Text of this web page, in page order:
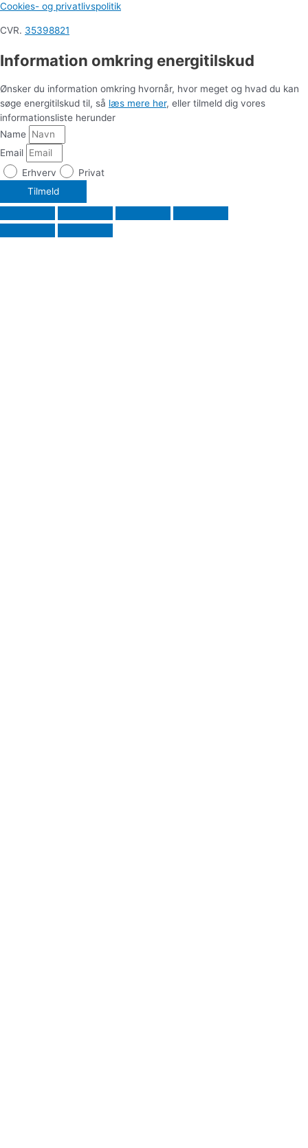
Cookies- og privatlivspolitik
CVR. 35398821
Information omkring energitilskud
Ønsker du information omkring hvornår, hvor meget og hvad du kan
søge energitilskud til, så læs mere her, eller tilmeld dig vores
informationsliste herunder
Name
Email
Erhverv
Privat
Tilmeld